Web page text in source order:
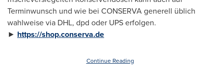
Terminwunsch und wie bei CONSERVA generell üblich
wahlweise via DHL, dpd oder UPS erfolgen.
► https://shop.conserva.de
Continue Reading